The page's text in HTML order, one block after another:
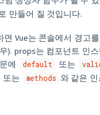
만들어 질 것입니다.
Vue는 콘솔에서 경고
). props는 컴포넌트 인
에
default 또는
또는 methods 와 같은